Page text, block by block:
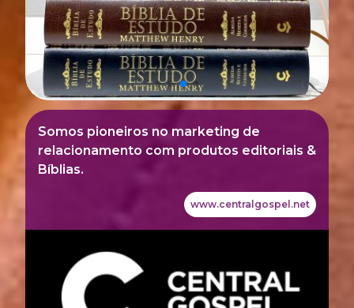
Somos pioneiros no marketing de
relacionamento com produtos editoriais &
Bíblias.
www.centralgospel.net